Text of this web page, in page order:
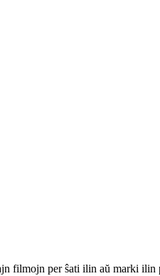
filmojn per ŝati ilin aŭ marki ilin